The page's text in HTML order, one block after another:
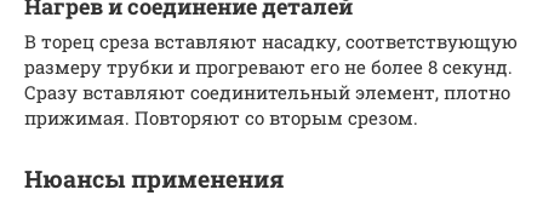
В торец среза вставляют насадку, соответствующую
размеру трубки и прогревают его не более 8 секунд.
Сразу вставляют соединительный элемент, плотно
прижимая. Повторяют со вторым срезом.
Нюансы применения